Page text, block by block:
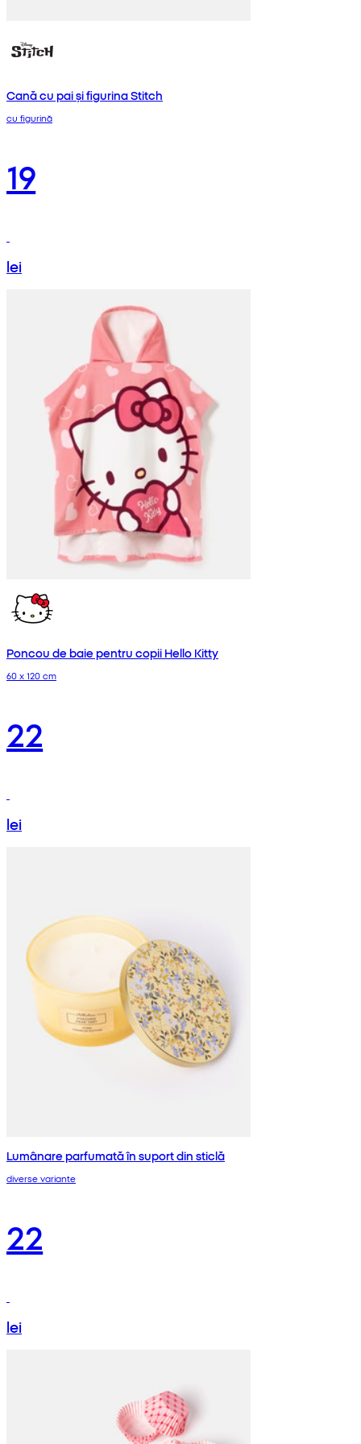
Cană cu pai și figurina Stitch
cu figurină
19
lei
Poncou de baie pentru copii Hello Kitty
60 x 120 cm
22
lei
Lumânare parfumată în suport din sticlă
diverse variante
22
lei